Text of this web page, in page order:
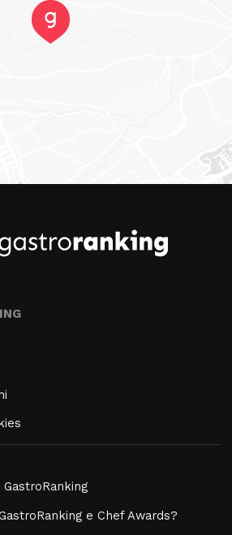
e Chef Awards?